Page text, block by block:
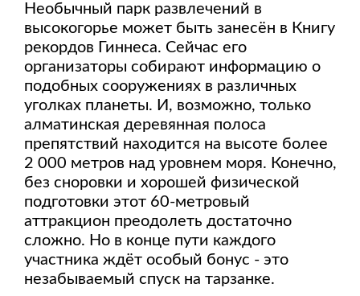
Необычный парк развлечений в
высокогорье может быть занесён в Книгу
рекордов Гиннеса. Сейчас его
организаторы собирают информацию о
подобных сооружениях в различных
уголках планеты. И, возможно, только
алматинская деревянная полоса
препятствий находится на высоте более
2 000 метров над уровнем моря. Конечно,
без сноровки и хорошей физической
подготовки этот 60-метровый
аттракцион преодолеть достаточно
сложно. Но в конце пути каждого
участника ждёт особый бонус - это
незабываемый спуск на тарзанке.